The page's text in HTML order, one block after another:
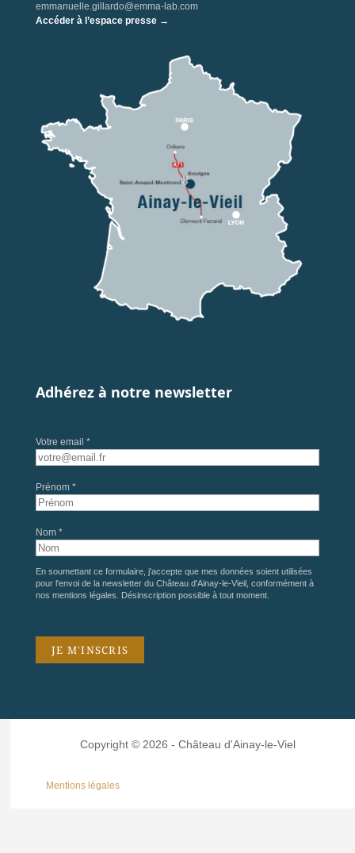
emmanuelle.gillardo@emma-lab.com
Accéder à l’espace presse →
Adhérez à notre newsletter
Votre email *
Prénom *
Nom *
En soumettant ce formulaire, j'accepte que mes données soient utilisées
pour l'envoi de la newsletter du Château d'Ainay-le-Vieil, conformément à
nos mentions légales . Désinscription possible à tout moment.
Copyright © 2026 - Château d'Ainay-le-Viel
Mentions légales